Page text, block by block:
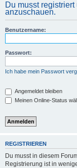
Du musst
anzuschauen.
Benutzername:
Passwort:
Ich habe mein Passwort
Angemeldet bleiben
Meinen Online-Status
REGISTRIEREN
Du musst in diesem
Registrierung ist in